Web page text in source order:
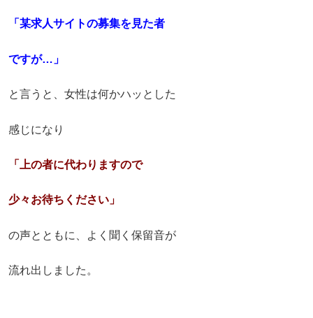
「某求人サイトの募集を見た者
ですが…」
と言うと、女性は何かハッとした
感じになり
「上の者に代わりますので
少々お待ちください」
の声とともに、よく聞く保留音が
流れ出しました。